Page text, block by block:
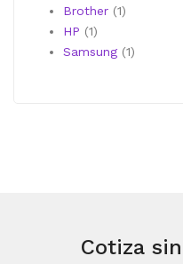
Brother 11
HP 11
producto
Samsung 11
Cotiza